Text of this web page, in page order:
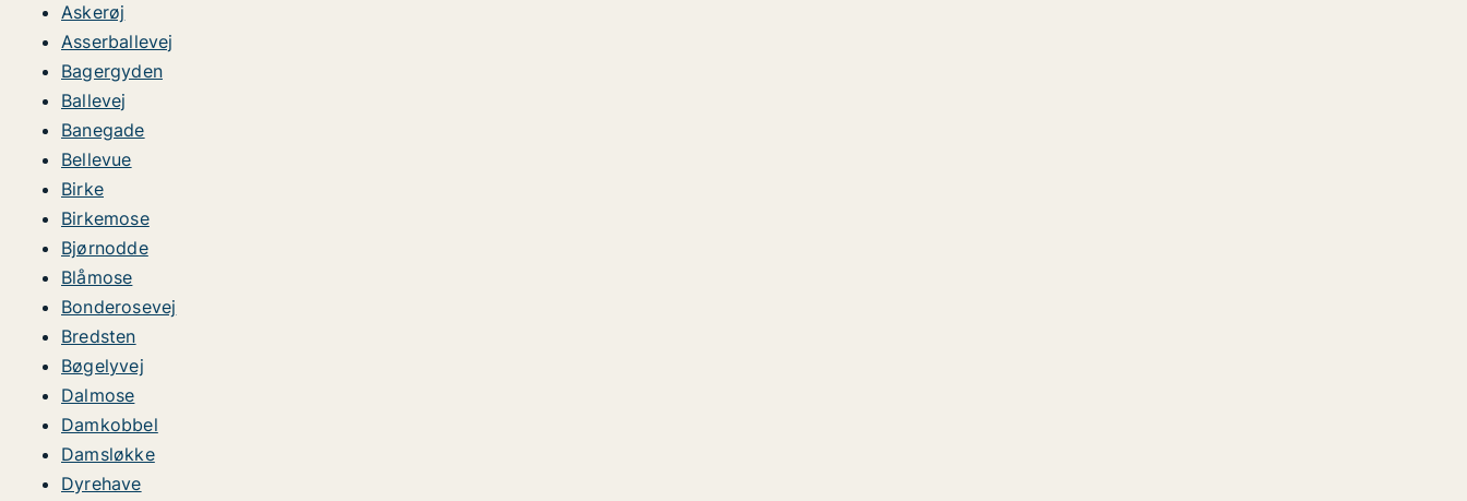
Askerøj
Asserballevej
Bagergyden
Ballevej
Banegade
Bellevue
Birke
Birkemose
Bjørnodde
Blåmose
Bonderosevej
Bredsten
Bøgelyvej
Dalmose
Damkobbel
Damsløkke
Dyrehave